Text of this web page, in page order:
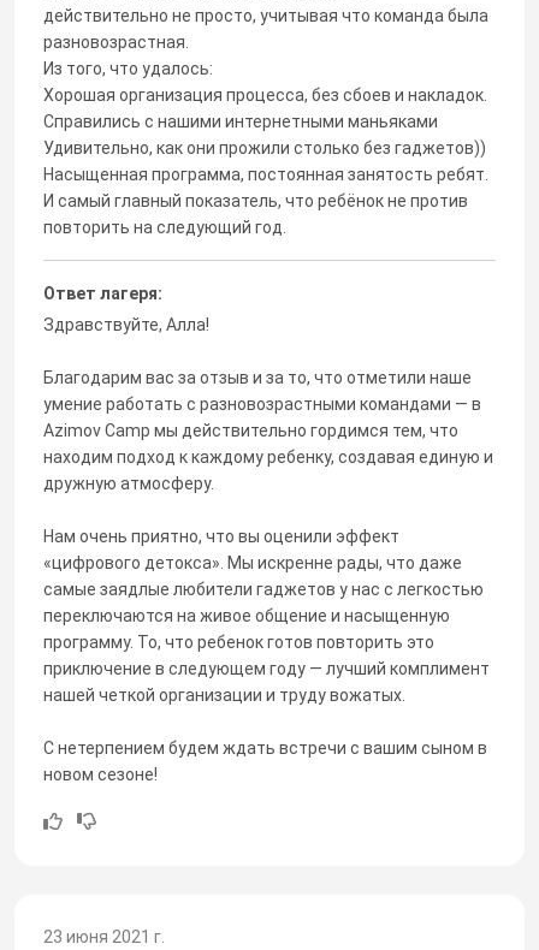
действительно не просто, учитывая что команда была
разновозрастная.
Из того, что удалось:
Хорошая организация процесса, без сбоев и накладок.
Справились с нашими интернетными маньяками
Удивительно, как они прожили столько без гаджетов))
Насыщенная программа, постоянная занятость ребят.
И самый главный показатель, что ребёнок не против
повторить на следующий год.
Ответ лагеря:
Здравствуйте, Алла!
Благодарим вас за отзыв и за то, что отметили наше
умение работать с разновозрастными командами — в
Azimov Camp мы действительно гордимся тем, что
находим подход к каждому ребенку, создавая единую и
дружную атмосферу.
Нам очень приятно, что вы оценили эффект
«цифрового детокса». Мы искренне рады, что даже
самые заядлые любители гаджетов у нас с легкостью
переключаются на живое общение и насыщенную
программу. То, что ребенок готов повторить это
приключение в следующем году — лучший комплимент
нашей четкой организации и труду вожатых.
С нетерпением будем ждать встречи с вашим сыном в
новом сезоне!
23 июня 2021 г.